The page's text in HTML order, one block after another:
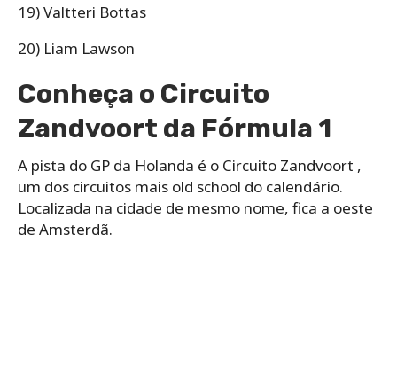
19) Valtteri Bottas
20) Liam Lawson
Conheça o Circuito
Zandvoort da Fórmula 1
A pista do GP da Holanda é o Circuito Zandvoort ,
um dos circuitos mais old school do calendário.
Localizada na cidade de mesmo nome, fica a oeste
de Amsterdã.